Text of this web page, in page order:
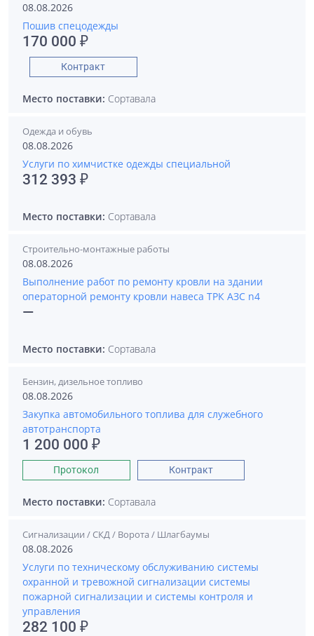
08.08.2026
Пошив спецодежды
170 000 ₽
Контракт
Место поставки: Сортавала
Одежда и обувь
08.08.2026
Услуги по химчистке одежды специальной
312 393 ₽
Место поставки: Сортавала
Строительно-монтажные работы
08.08.2026
Выполнение работ по ремонту кровли на здании
операторной ремонту кровли навеса ТРК АЗС n4
—
Место поставки: Сортавала
Бензин, дизельное топливо
08.08.2026
Закупка автомобильного топлива для служебного
автотранспорта
1 200 000 ₽
Протокол Контракт
Место поставки: Сортавала
Сигнализации / СКД / Ворота / Шлагбаумы
08.08.2026
Услуги по техническому обслуживанию системы
охранной и тревожной сигнализации системы
пожарной сигнализации и системы контроля и
управления
282 100 ₽